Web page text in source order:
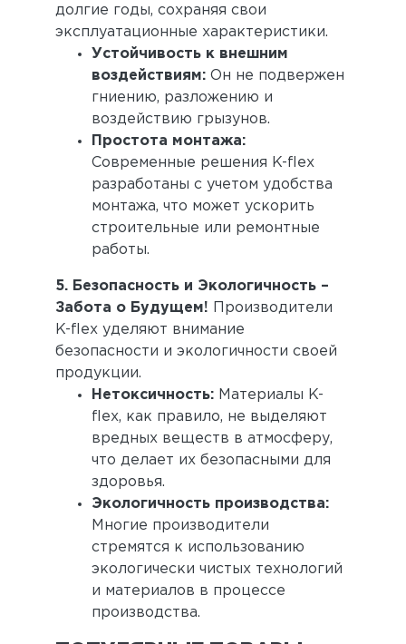
долгие годы, сохраняя свои
эксплуатационные характеристики.
Устойчивость к внешним
воздействиям: Он не подвержен
гниению, разложению и
воздействию грызунов.
Простота монтажа:
Современные решения K-flex
разработаны с учетом удобства
монтажа, что может ускорить
строительные или ремонтные
работы.
5. Безопасность и Экологичность –
Забота о Будущем! Производители
K-flex уделяют внимание
безопасности и экологичности своей
продукции.
Нетоксичность: Материалы K-
flex, как правило, не выделяют
вредных веществ в атмосферу,
что делает их безопасными для
здоровья.
Экологичность производства:
Многие производители
стремятся к использованию
экологически чистых технологий
и материалов в процессе
производства.